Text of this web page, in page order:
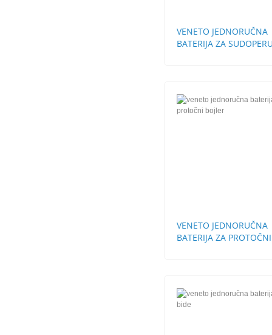
VENETO JEDNORUČNA
BATERIJA ZA
VENETO JEDNORUČNA
BATERIJA ZA PROTOČNI